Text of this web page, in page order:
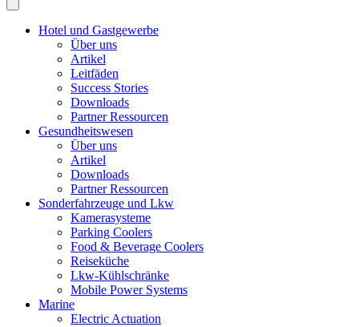
Hotel und Gastgewerbe
Über uns
Artikel
Leitfäden
Success Stories
Downloads
Partner Ressourcen
Gesundheitswesen
Über uns
Artikel
Downloads
Partner Ressourcen
Sonderfahrzeuge und Lkw
Kamerasysteme
Parking Coolers
Food & Beverage Coolers
Reiseküche
Lkw-Kühlschränke
Mobile Power Systems
Marine
Electric Actuation